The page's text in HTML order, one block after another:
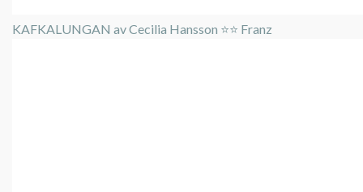
KAFKALUNGAN av Cecilia Hansson ⭐️⭐️ Franz